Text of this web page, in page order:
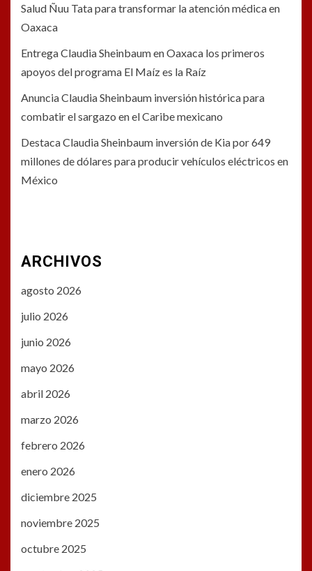
Salud Ñuu Tata para transformar la atención médica en
Oaxaca
Entrega Claudia Sheinbaum en Oaxaca los primeros
apoyos del programa El Maíz es la Raíz
Anuncia Claudia Sheinbaum inversión histórica para
combatir el sargazo en el Caribe mexicano
Destaca Claudia Sheinbaum inversión de Kia por 649
millones de dólares para producir vehículos eléctricos en
México
ARCHIVOS
agosto 2026
julio 2026
junio 2026
mayo 2026
abril 2026
marzo 2026
febrero 2026
enero 2026
diciembre 2025
noviembre 2025
octubre 2025